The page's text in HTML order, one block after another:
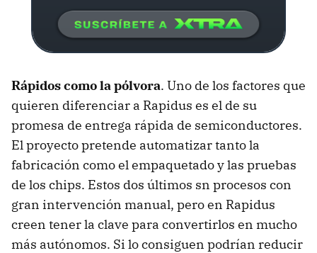
Rápidos como la pólvora. Uno de los factores que
quieren diferenciar a Rapidus es el de su
promesa de entrega rápida de semiconductores.
El proyecto pretende automatizar tanto la
fabricación como el empaquetado y las pruebas
de los chips. Estos dos últimos sn procesos con
gran intervención manual, pero en Rapidus
creen tener la clave para convertirlos en mucho
más autónomos. Si lo consiguen podrían reducir